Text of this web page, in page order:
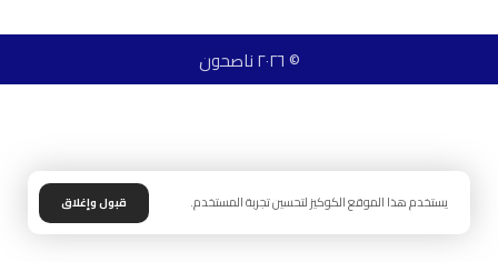
© ٢٠٢٦ ناصحون
يستخدم هذا الموقع الكوكيز لتحسين تجربة المستخدم. قبول وإغلاق